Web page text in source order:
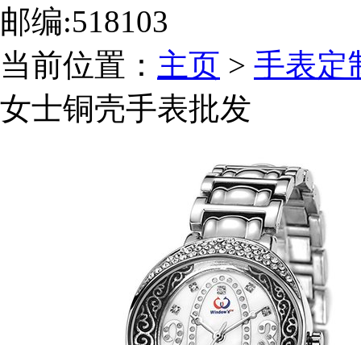
邮编:518103
当前位置： 主页 > 手表定
女士铜壳手表批发